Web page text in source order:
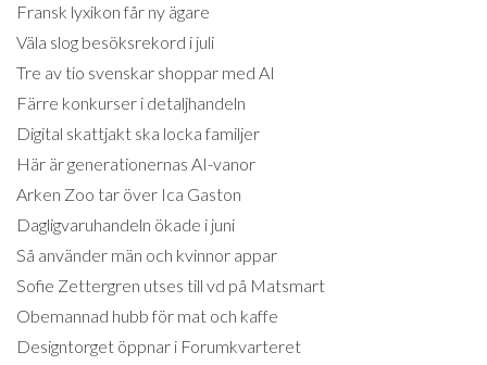
Fransk lyxikon får ny ägare
Väla slog besöksrekord i juli
Tre av tio svenskar shoppar med AI
Färre konkurser i detaljhandeln
Digital skattjakt ska locka familjer
Här är generationernas AI-vanor
Arken Zoo tar över Ica Gaston
Dagligvaruhandeln ökade i juni
Så använder män och kvinnor appar
Sofie Zettergren utses till vd på Matsmart
Obemannad hubb för mat och kaffe
Designtorget öppnar i Forumkvarteret